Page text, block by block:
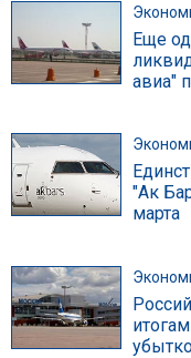
Еще
авиа"
"Ак
марта